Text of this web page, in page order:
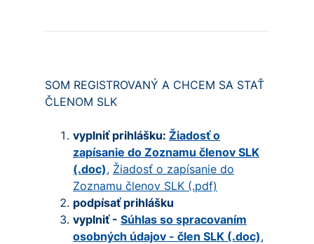
SOM REGISTROVANÝ A CHCEM SA STAŤ
ČLENOM SLK
vyplniť prihlášku: Žiadosť o
zapísanie do Zoznamu členov SLK
(.doc), Žiadosť o zapísanie do
Zoznamu členov SLK (.pdf)
podpísať prihlášku
vyplniť - Súhlas so spracovaním
osobných údajov - člen SLK (.doc),